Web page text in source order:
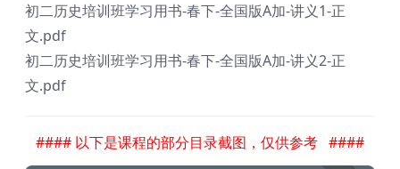
初二历史培训班学习用书-春下-全国版A加-讲义1-正
文.pdf
初二历史培训班学习用书-春下-全国版A加-讲义2-正
文.pdf
#### 以下是课程的部分目录截图，仅供参考 ####